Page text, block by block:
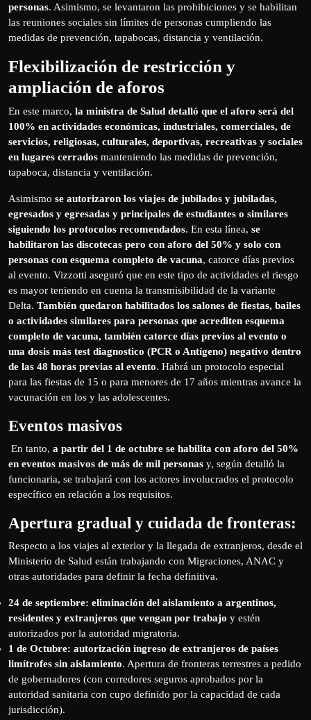
personas. Asimismo, se levantaron las prohibiciones y se habilitan
las reuniones sociales sin límites de personas cumpliendo las
medidas de prevención, tapabocas, distancia y ventilación.
Flexibilización de restricción y
ampliación de aforos
En este marco, la ministra de Salud detalló que el aforo será del
100% en actividades económicas, industriales, comerciales, de
servicios, religiosas, culturales, deportivas, recreativas y sociales
en lugares cerrados manteniendo las medidas de prevención,
tapaboca, distancia y ventilación.
Asimismo se autorizaron los viajes de jubilados y jubiladas,
egresados y egresadas y principales de estudiantes o similares
siguiendo los protocolos recomendados. En esta línea, se
habilitaron las discotecas pero con aforo del 50% y solo con
personas con esquema completo de vacuna, catorce días previos
al evento. Vizzotti aseguró que en este tipo de actividades el riesgo
es mayor teniendo en cuenta la transmisibilidad de la variante
Delta. También quedaron habilitados los salones de fiestas, bailes
o actividades similares para personas que acrediten esquema
completo de vacuna, también catorce días previos al evento o
una dosis más test diagnostico (PCR o Antígeno) negativo dentro
de las 48 horas previas al evento. Habrá un protocolo especial
para las fiestas de 15 o para menores de 17 años mientras avance la
vacunación en los y las adolescentes.
Eventos masivos
En tanto, a partir del 1 de octubre se habilita con aforo del 50%
en eventos masivos de más de mil personas y, según detalló la
funcionaria, se trabajará con los actores involucrados el protocolo
específico en relación a los requisitos.
Apertura gradual y cuidada de fronteras:
Respecto a los viajes al exterior y la llegada de extranjeros, desde el
Ministerio de Salud están trabajando con Migraciones, ANAC y
otras autoridades para definir la fecha definitiva.
24 de septiembre: eliminación del aislamiento a argentinos,
residentes y extranjeros que vengan por trabajo y estén
autorizados por la autoridad migratoria.
1 de Octubre: autorización ingreso de extranjeros de países
limítrofes sin aislamiento. Apertura de fronteras terrestres a pedido
de gobernadores (con corredores seguros aprobados por la
autoridad sanitaria con cupo definido por la capacidad de cada
jurisdicción).